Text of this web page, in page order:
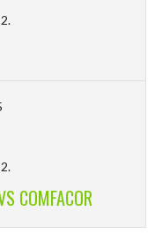
COMFACOR